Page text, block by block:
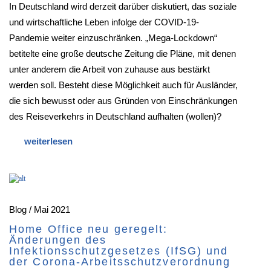
In Deutschland wird derzeit darüber diskutiert, das soziale
und wirtschaftliche Leben infolge der COVID-19-
Pandemie weiter einzuschränken. „Mega-Lockdown“
betitelte eine große deutsche Zeitung die Pläne, mit denen
unter anderem die Arbeit von zuhause aus bestärkt
werden soll. Besteht diese Möglichkeit auch für Ausländer,
die sich bewusst oder aus Gründen von Einschränkungen
des Reiseverkehrs in Deutschland aufhalten (wollen)?
Blog / Mai 2021
Home Office neu geregelt:
Änderungen des
Infektionsschutzgesetzes (IfSG) und
der Corona-Arbeitsschutzverordnung